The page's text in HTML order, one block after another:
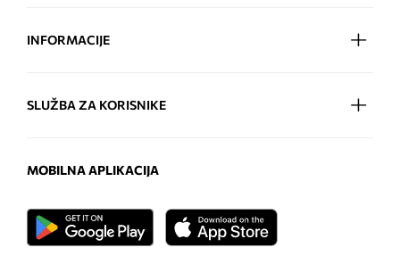
INFORMACIJE
SLUŽBA ZA KORISNIKE
MOBILNA APLIKACIJA